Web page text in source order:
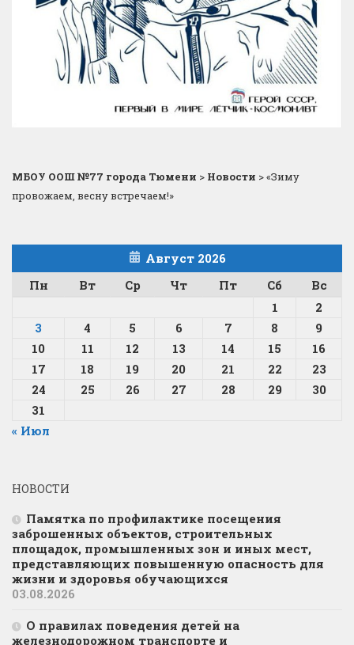
МБОУ ООШ №77 города Тюмени > Новости >«Зиму
провожаем, весну встречаем!»
Август 2026
Пн
Вт Ср Чт Пт Сб
Вс
1
2
3
4 5 6 7 8
9
10
11 12 13 14 15
16
17
18 19 20 21 22
23
24
25 26 27 28 29
30
31
« Июл
НОВОСТИ
Памятка по профилактике посещения
заброшенных объектов, строительных
площадок, промышленных зон и иных мест,
представляющих повышенную опасность для
жизни и здоровья обучающихся
03.08.2026
О правилах поведения детей на
железнодорожном транспорте и